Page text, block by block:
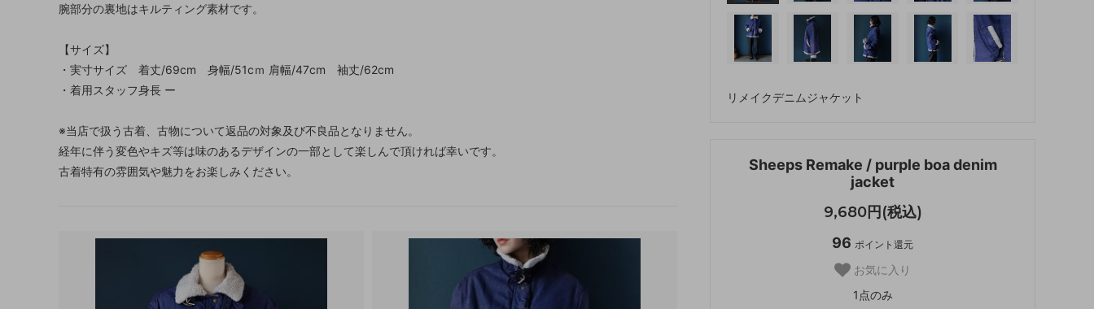
リメイクデニムジャケット
Sheeps Remake / purple boa denim
jacket
9,680円(税込)
96 ポイント還元
お気に入り
1点のみ
腕部分の裏地はキルティング素材です。
【サイズ】
・実寸サイズ 着丈/69cm 身幅/51cｍ 肩幅/47cm 袖丈/62cm
・着用スタッフ身長 ー
※当店で扱う古着、古物について返品の対象及び不良品となりません。
経年に伴う変色やキズ等は味のあるデザインの一部として楽しんで頂ければ幸いです。
古着特有の雰囲気や魅力をお楽しみください。